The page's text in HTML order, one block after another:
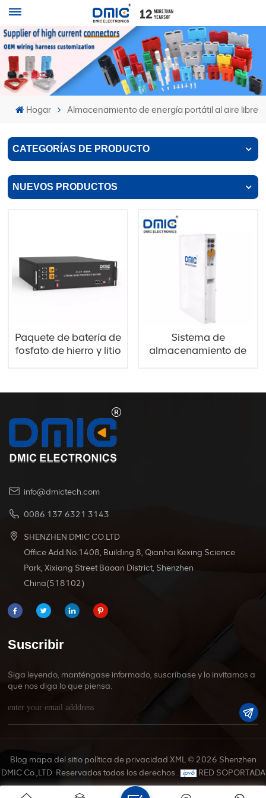
Hogar Almacenamiento de energía portátil al aire libre
CATEGORÍAS DE PRODUCTO
NUEVOS PRODUCTOS
Paquete de batería de
fosfato de hierro y litio
Sistema de
almacenamiento de
info@dmictech.com
0086 137 6321 3143
SHENZHEN DMIC CO.LTD
Office Add:No.1408, Building 8, Qianhai Kexing Science
Park, Xixiang Street Baoan District, Shenzhen
China(518102)
Suscribir
Siga leyendo, manténgase informado, suscríbase y lo invitamos a
que nos diga lo que piensa.
Blog mapa del sitio política de privacidad XML© 2026 Shenzhen
DMIC Co.,LTD. Reservados todos los derechos .
RED SOPORTADA